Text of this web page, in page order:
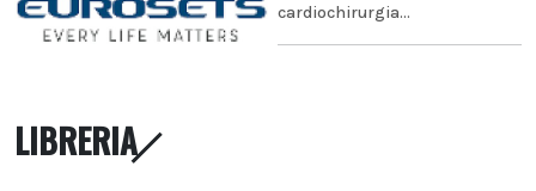
cardiochirurgia...
LIBRERIA